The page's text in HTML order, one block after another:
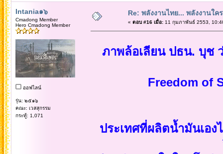
Intania๑๖
Cmadong Member
Hero Cmadong Member
ออฟไลน์
รุ่น: ๒๕๑๖
คณะ: เวสสุกรรม
กระทู้: 1,071
Re: พลังงานไทย... พลังงานใค
« ตอบ #16 เมื่อ:11 กุมภาพันธ์ 2553,
ภาพล้อเลียน ปธน. บุช
Freedom of
ประเทศที่ผลิตน้ำมันเอง